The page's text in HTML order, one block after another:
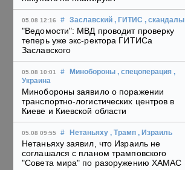
05.08 12:16 # Заславский , ГИТИС , скандалы
"Ведомости": МВД проводит проверку
теперь уже экс-ректора ГИТИСа
Заславского
05.08 10:01 # Минобороны , спецоперация ,
Украина
Минобороны заявило о поражении
транспортно-логистических центров в
Киеве и Киевской области
05.08 09:55 # Нетаньяху , Трамп , Израиль
Нетаньяху заявил, что Израиль не
соглашался с планом трамповского
"Совета мира" по разоружению ХАМАС